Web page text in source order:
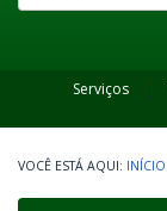
Serviços
INÍCIO